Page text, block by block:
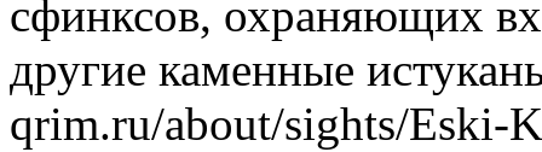
сфинксов, охраняющих
другие каменные
qrim.ru/about/sights/Eski-